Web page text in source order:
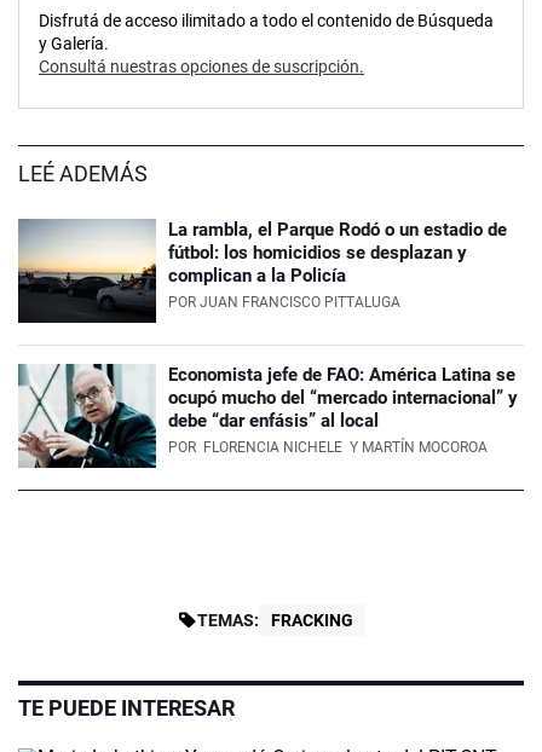
Disfrutá de acceso ilimitado a todo el contenido de Búsqueda
y Galería.
Consultá nuestras opciones de suscripción.
LEÉ ADEMÁS
La rambla, el Parque Rodó o un estadio de
fútbol: los homicidios se desplazan y
complican a la Policía
POR JUAN FRANCISCO PITTALUGA
Economista jefe de FAO: América Latina se
ocupó mucho del “mercado internacional” y
debe “dar enfásis” al local
POR FLORENCIA NICHELE Y MARTÍN MOCOROA
TEMAS: FRACKING
TE PUEDE INTERESAR